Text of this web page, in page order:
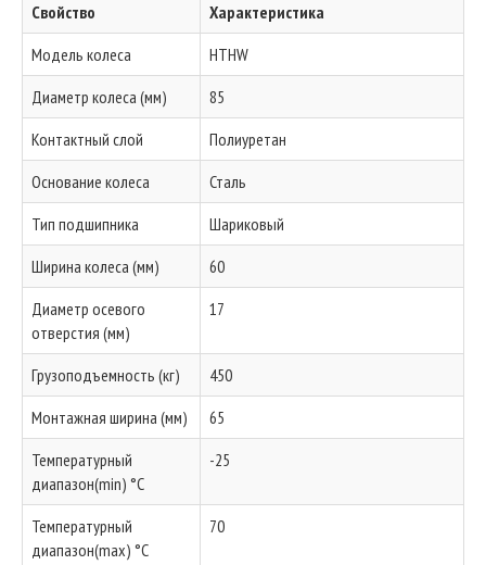
Свойство
Характеристика
Модель колеса
HTHW
Диаметр колеса (мм)
85
Контактный слой
Полиуретан
Основание колеса
Сталь
Тип подшипника
Шариковый
Ширина колеса (мм)
60
Диаметр осевого
отверстия (мм)
17
Грузоподъемность (кг)
450
Монтажная ширина (мм)
65
Температурный
диапазон(min) °C
-25
Температурный
диапазон(max) °C
70